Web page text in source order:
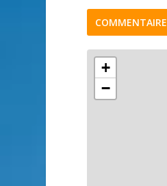
COMMENTAIRE
+
−